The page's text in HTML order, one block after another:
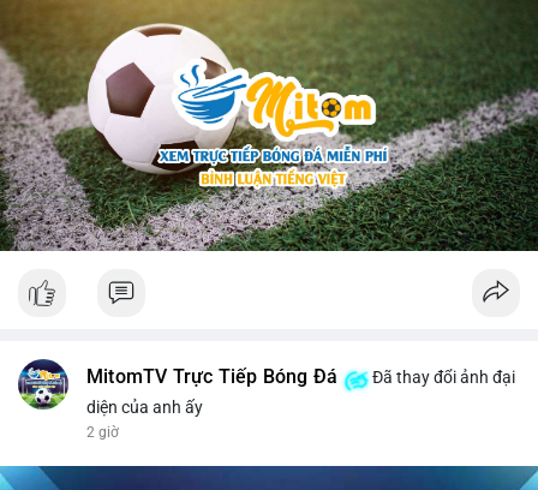
MitomTV Trực Tiếp Bóng Đá
Đã thay đổi ảnh đại
diện của anh ấy
2 giờ